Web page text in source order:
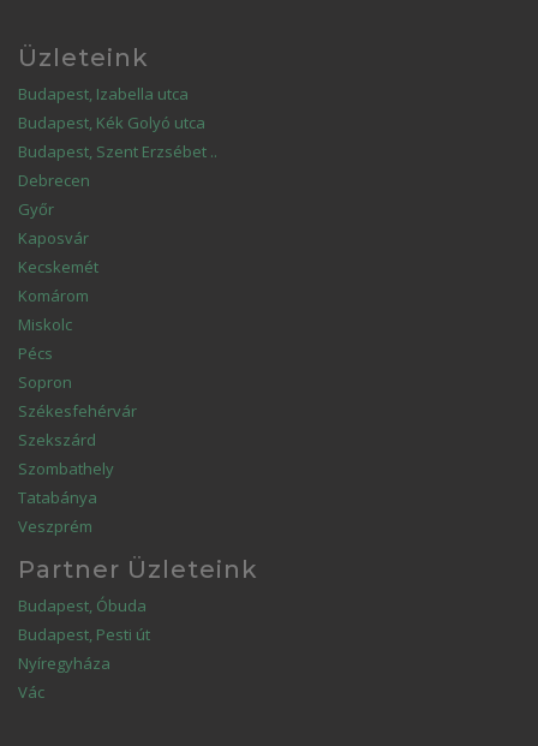
Üzleteink
Budapest, Izabella utca
Budapest, Kék Golyó utca
Budapest, Szent Erzsébet ..
Debrecen
Győr
Kaposvár
Kecskemét
Komárom
Miskolc
Pécs
Sopron
Székesfehérvár
Szekszárd
Szombathely
Tatabánya
Veszprém
Partner Üzleteink
Budapest, Óbuda
Budapest, Pesti út
Nyíregyháza
Vác